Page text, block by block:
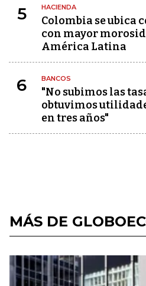
5 HACIENDA
Colombia se ubica
con mayor
América Latina
6 BANCOS
"No subimos las
obtuvimos
en tres años"
MÁS DE